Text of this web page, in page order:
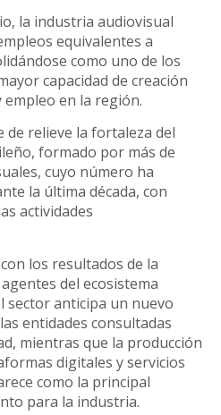
la industria audiovisual
equivalentes a
como uno de los
capacidad de creación
empleo en la región.
relieve la fortaleza del
formado por más de
cuyo número ha
la última década, con
actividades
los resultados de la
del ecosistema
sector anticipa un nuevo
entidades consultadas
mientras que la producción
digitales y servicios
como la principal
para la industria.